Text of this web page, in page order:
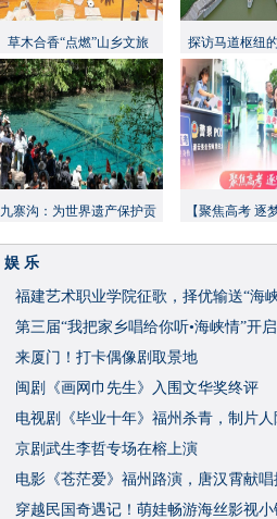
草木合香“点燃”山乡文旅 探访马道枢纽
九寨沟：为世界遗产保护贡
【聚焦高考 逐
娱 乐
福建艺术职业学院征歌，择优输送“海
​第三届“我把家乡唱给你听•海峡情”开启
来厦门！打卡偶像剧取景地
闽剧《画网巾先生》入围文华奖终评
电视剧《毕业十年》福州杀青，制片
破
京剧武生李哲专场在榕上演
电影《苍茫爱》福州路演，唐汉霄献
穿越民国奇遇记！萌娃畅游海丝影视小